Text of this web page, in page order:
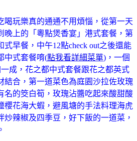
喝玩樂真的通通不用煩惱，從第一天
晚上的 「粵點煲香宴」港式套餐，第
式早餐 ，中午12點check out之後還能
中式套餐唷(點我看詳細菜單)，一個
成 ，花之都中式套餐跟花之都英式
結合 ，第一道菜色為庭園沙拉佐玫瑰
名的筊白筍 ，玫瑰沾醬吃起來酸甜酸
櫻花海大蝦，避風塘的手法料理海虎
炒辣椒及四季豆 ，好下飯的一道菜 ，